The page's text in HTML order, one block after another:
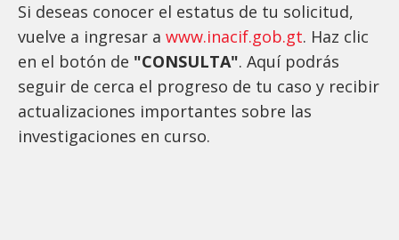
Si deseas conocer el estatus de tu solicitud,
vuelve a ingresar a www.inacif.gob.gt. Haz clic
en el botón de "CONSULTA". Aquí podrás
seguir de cerca el progreso de tu caso y recibir
actualizaciones importantes sobre las
investigaciones en curso.